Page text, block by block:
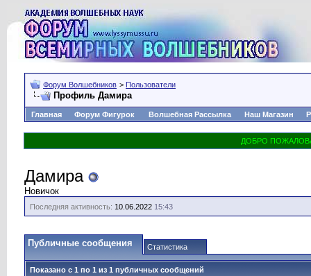
Форум Волшебников > Пользователи
Профиль Дамира
Главная Форум Фигурок Волшебная Рассылка Наш Магазин
Дамира
Новичок
Последняя активность: 10.06.2022 15:43
Публичные сообщения Статистика
Показано с 1 по 1 из 1 публичных сообщений